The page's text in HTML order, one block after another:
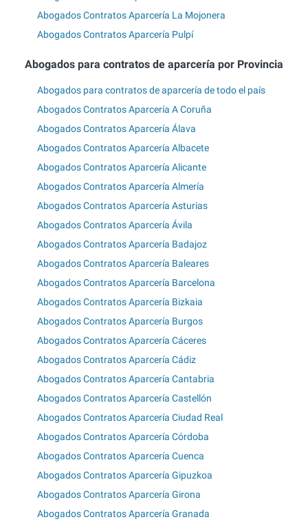
Abogados Contratos Aparcería La Mojonera
Abogados Contratos Aparcería Pulpí
Abogados para contratos de aparcería por Provincia
Abogados para contratos de aparcería de todo el país
Abogados Contratos Aparcería A Coruña
Abogados Contratos Aparcería Álava
Abogados Contratos Aparcería Albacete
Abogados Contratos Aparcería Alicante
Abogados Contratos Aparcería Almería
Abogados Contratos Aparcería Asturias
Abogados Contratos Aparcería Ávila
Abogados Contratos Aparcería Badajoz
Abogados Contratos Aparcería Baleares
Abogados Contratos Aparcería Barcelona
Abogados Contratos Aparcería Bizkaia
Abogados Contratos Aparcería Burgos
Abogados Contratos Aparcería Cáceres
Abogados Contratos Aparcería Cádiz
Abogados Contratos Aparcería Cantabria
Abogados Contratos Aparcería Castellón
Abogados Contratos Aparcería Ciudad Real
Abogados Contratos Aparcería Córdoba
Abogados Contratos Aparcería Cuenca
Abogados Contratos Aparcería Gipuzkoa
Abogados Contratos Aparcería Girona
Abogados Contratos Aparcería Granada